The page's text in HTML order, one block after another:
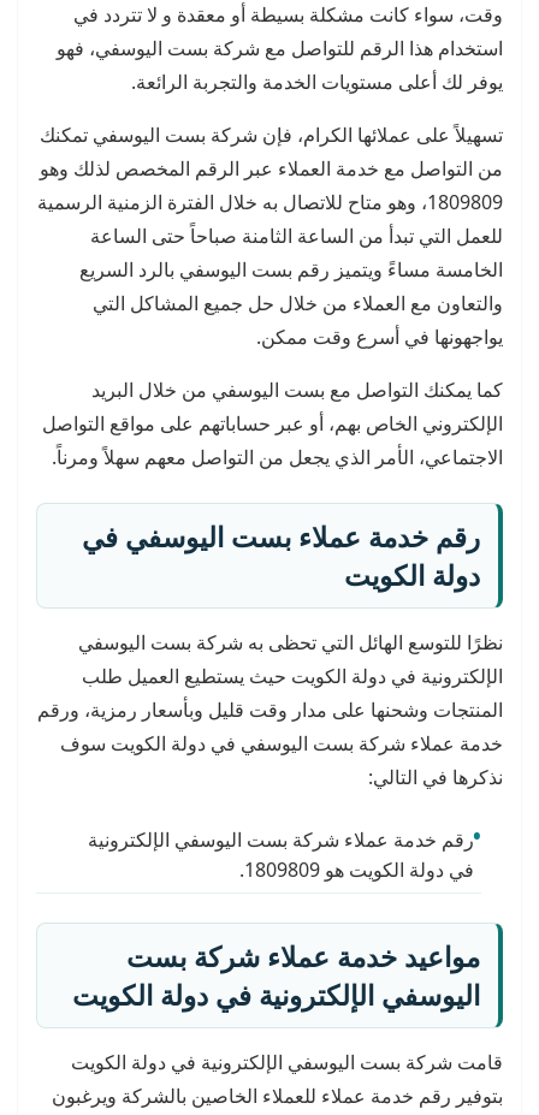
وقت، سواء كانت مشكلة بسيطة أو معقدة و لا تتردد في
استخدام هذا الرقم للتواصل مع شركة بست اليوسفي، فهو
يوفر لك أعلى مستويات الخدمة والتجربة الرائعة.
تسهيلاً على عملائها الكرام، فإن شركة بست اليوسفي تمكنك
من التواصل مع خدمة العملاء عبر الرقم المخصص لذلك وهو
1809809، وهو متاح للاتصال به خلال الفترة الزمنية الرسمية
للعمل التي تبدأ من الساعة الثامنة صباحاً حتى الساعة
الخامسة مساءً ويتميز رقم بست اليوسفي بالرد السريع
والتعاون مع العملاء من خلال حل جميع المشاكل التي
يواجهونها في أسرع وقت ممكن.
كما يمكنك التواصل مع بست اليوسفي من خلال البريد
الإلكتروني الخاص بهم، أو عبر حساباتهم على مواقع التواصل
الاجتماعي، الأمر الذي يجعل من التواصل معهم سهلاً ومرناً.
رقم خدمة عملاء بست اليوسفي في
دولة الكويت
نظرًا للتوسع الهائل التي تحظى به شركة بست اليوسفي
الإلكترونية في دولة الكويت حيث يستطيع العميل طلب
المنتجات وشحنها على مدار وقت قليل وبأسعار رمزية، ورقم
خدمة عملاء شركة بست اليوسفي في دولة الكويت سوف
نذكرها في التالي:
رقم خدمة عملاء شركة بست اليوسفي الإلكترونية
في دولة الكويت هو 1809809.
مواعيد خدمة عملاء شركة بست
اليوسفي الإلكترونية في دولة الكويت
قامت شركة بست اليوسفي الإلكترونية في دولة الكويت
بتوفير رقم خدمة عملاء للعملاء الخاصين بالشركة ويرغبون